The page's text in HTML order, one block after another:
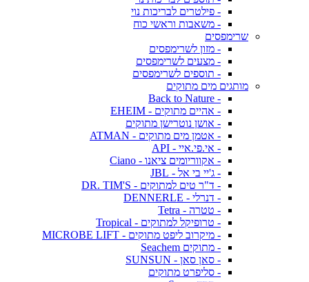
- פילטרים לבריכות נוי
- משאבות וראשי כוח
שרימפסים
- מזון לשרימפסים
- מצעים לשרימפסים
- תוספים לשרימפסים
מותגים מים מתוקים
- Back to Nature
- אהיים מתוקים - EHEIM
- אושן נוטרישן מתוקים
- אטמן מים מתוקים - ATMAN
- אי.פי.איי - API
- אקווריומים ציאנו - Ciano
- ג'יי בי אל - JBL
- ד"ר טים למתוקים - DR. TIM'S
- דנרלי - DENNERLE
- טטרה - Tetra
- טרופיקל למתוקים - Tropical
- מיקרוב ליפט מתוקים - MICROBE LIFT
- מתוקים Seachem
- סאן סאן - SUNSUN
- סליפרט מתוקים